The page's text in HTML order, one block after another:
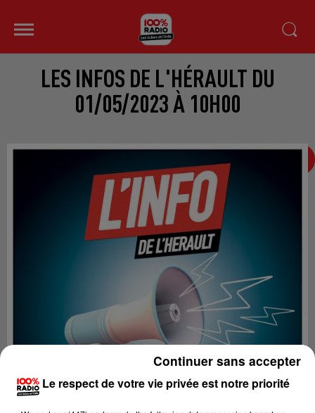
LES INFOS DE L'HÉRAULT DU
01/05/2023 À 10H00
Le respect de votre vie privée est notre priorité
Continuer sans accepter